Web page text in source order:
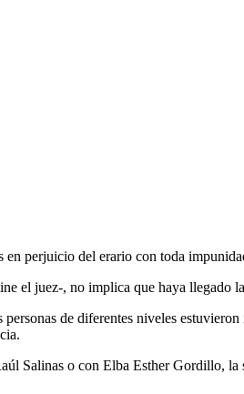
en perjuicio del erario con toda
el juez-, no implica que haya llegado
de diferentes niveles
Salinas o con Elba Esther Gordillo,